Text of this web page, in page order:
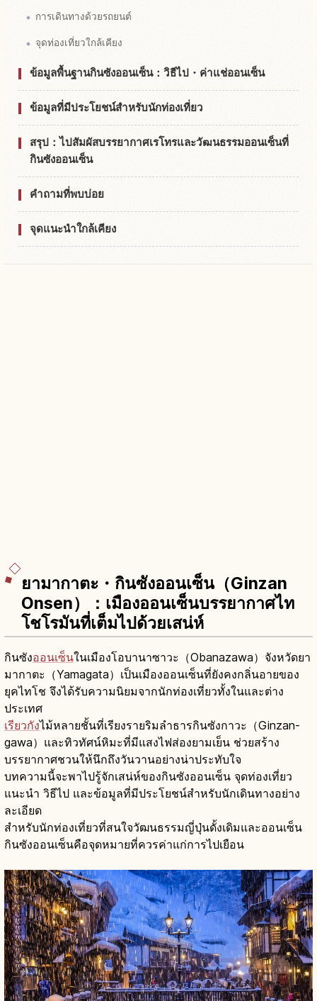
การเดินทางด้วยรถยนต์
จุดท่องเที่ยวใกล้เคียง
ข้อมูลพื้นฐานกินซังออนเซ็น：วิธีไป・ค่าแช่ออนเซ็น
ข้อมูลที่มีประโยชน์สำหรับนักท่องเที่ยว
สรุป：ไปสัมผัสบรรยากาศเรโทรและวัฒนธรรมออนเซ็นที่
กินซังออนเซ็น
คำถามที่พบบ่อย
จุดแนะนำใกล้เคียง
ยามากาตะ・กินซังออนเซ็น（Ginzan
Onsen）：เมืองออนเซ็นบรรยากาศไท
โชโรมันที่เต็มไปด้วยเสน่ห์
กินซังออนเซ็นในเมืองโอบานาซาวะ（Obanazawa）จังหวัดยา
มากาตะ（Yamagata）เป็นเมืองออนเซ็นที่ยังคงกลิ่นอายของ
ยุคไทโช จึงได้รับความนิยมจากนักท่องเที่ยวทั้งในและต่าง
ประเทศ
เรียวกังไม้หลายชั้นที่เรียงรายริมลำธารกินซังกาวะ（Ginzan-
gawa）และทิวทัศน์หิมะที่มีแสงไฟส่องยามเย็น ช่วยสร้าง
บรรยากาศชวนให้นึกถึงวันวานอย่างน่าประทับใจ
บทความนี้จะพาไปรู้จักเสน่ห์ของกินซังออนเซ็น จุดท่องเที่ยว
แนะนำ วิธีไป และข้อมูลที่มีประโยชน์สำหรับนักเดินทางอย่าง
ละเอียด
สำหรับนักท่องเที่ยวที่สนใจวัฒนธรรมญี่ปุ่นดั้งเดิมและออนเซ็น
กินซังออนเซ็นคือจุดหมายที่ควรค่าแก่การไปเยือน